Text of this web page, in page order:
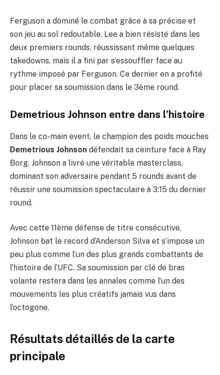
Ferguson a dominé le combat grâce à sa précise et
son jeu au sol redoutable. Lee a bien résisté dans les
deux premiers rounds, réussissant même quelques
takedowns, mais il a fini par s’essouffler face au
rythme imposé par Ferguson. Ce dernier en a profité
pour placer sa soumission dans le 3ème round.
Demetrious Johnson entre dans l’histoire
Dans le co-main event, le champion des poids mouches
Demetrious Johnson défendait sa ceinture face à Ray
Borg. Johnson a livré une véritable masterclass,
dominant son adversaire pendant 5 rounds avant de
réussir une soumission spectaculaire à 3:15 du dernier
round.
Avec cette 11ème défense de titre consécutive,
Johnson bat le record d’Anderson Silva et s’impose un
peu plus comme l’un des plus grands combattants de
l’histoire de l’UFC. Sa soumission par clé de bras
volante restera dans les annales comme l’un des
mouvements les plus créatifs jamais vus dans
l’octogone.
Résultats détaillés de la carte
principale